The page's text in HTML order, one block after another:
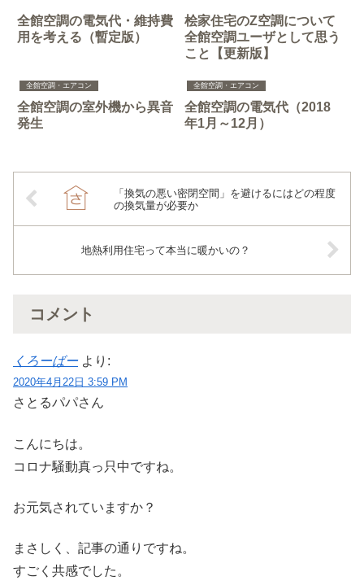
全館空調の電気代・維持費
用を考える（暫定版）
桧家住宅のZ空調について
全館空調ユーザとして思う
こと【更新版】
全館空調・エアコン
全館空調の室外機から異音
発生
全館空調・エアコン
全館空調の電気代（2018
年1月～12月）
「換気の悪い密閉空間」を避けるにはどの程度
の換気量が必要か
地熱利用住宅って本当に暖かいの？
コメント
くろーばー より:
2020年4月22日 3:59 PM
さとるパパさん
こんにちは。
コロナ騒動真っ只中ですね。
お元気されていますか？
まさしく、記事の通りですね。
すごく共感でした。